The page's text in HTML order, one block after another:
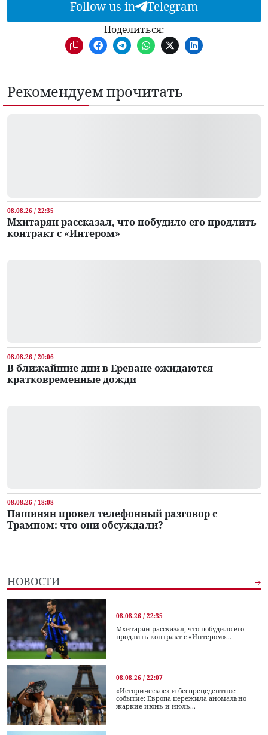
Follow us in Telegram
Поделиться:
Рекомендуем прочитать
08.08.26 / 22:35
Мхитарян рассказал, что побудило его продлить
контракт с «Интером»
08.08.26 / 20:06
В ближайшие дни в Ереване ожидаются
кратковременные дожди
08.08.26 / 18:08
Пашинян провел телефонный разговор с
Трампом: что они обсуждали?
НОВОСТИ
08.08.26 / 22:35
Мхитарян рассказал, что побудило его
продлить контракт с «Интером»...
08.08.26 / 22:07
«Историческое» и беспрецедентное
событие: Европа пережила аномально
жаркие июнь и июль...